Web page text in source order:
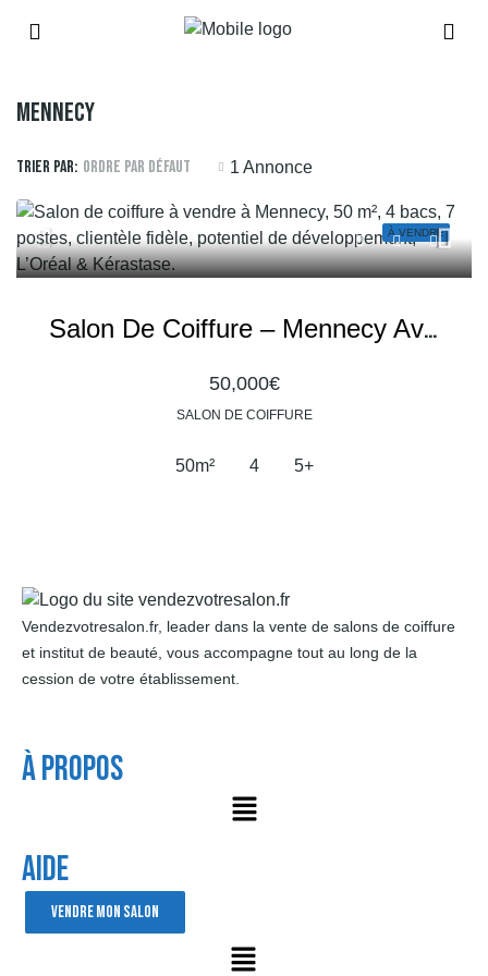
Mennecy
1 Annonce
Trier par: Ordre par défaut
À VENDRE
Salon De Coiffure – Mennecy Avec Clientèle Fidèle
50,000€
SALON DE COIFFURE
50m² 4 5+
Vendezvotresalon.fr, leader dans la vente de salons de coiffure
et institut de beauté, vous accompagne tout au long de la
cession de votre établissement.
À Propos
AIDE
VENDRE MON SALON